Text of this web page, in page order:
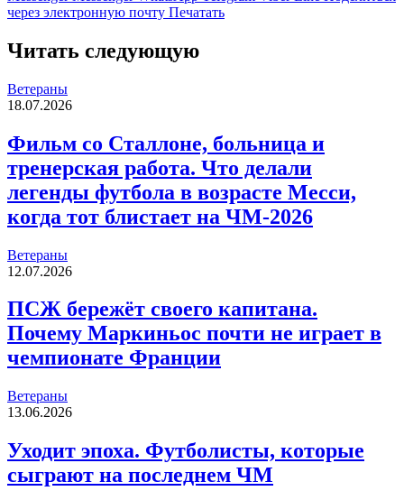
через электронную почту Печатать
Читать следующую
Ветераны
18.07.2026
Фильм со Сталлоне, больница и
тренерская работа. Что делали
легенды футбола в возрасте Месси,
когда тот блистает на ЧМ-2026
Ветераны
12.07.2026
ПСЖ бережёт своего капитана.
Почему Маркиньос почти не играет в
чемпионате Франции
Ветераны
13.06.2026
Уходит эпоха. Футболисты, которые
сыграют на последнем ЧМ